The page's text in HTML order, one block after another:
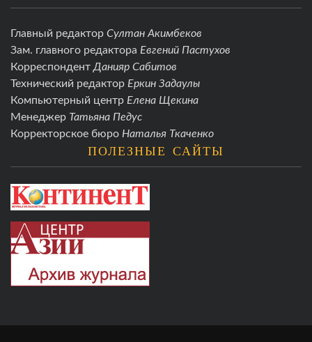
Главный редактор Султан Акимбеков
Зам. главного редактора Евгений Пастухов
Корреспондент Данияр Сабитов
Технический редактор Еркин Задаулы
Компьютерный центр Елена Щекина
Менеджер Татьяна Педус
Корректорское бюро Наталья Ткаченко
ПОЛЕЗНЫЕ САЙТЫ